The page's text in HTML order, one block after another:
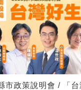
市政策說明會 / 「台